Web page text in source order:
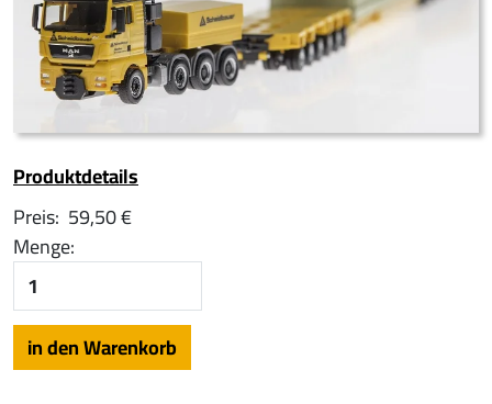
Produktdetails
Preis: 59,50 €
Menge: